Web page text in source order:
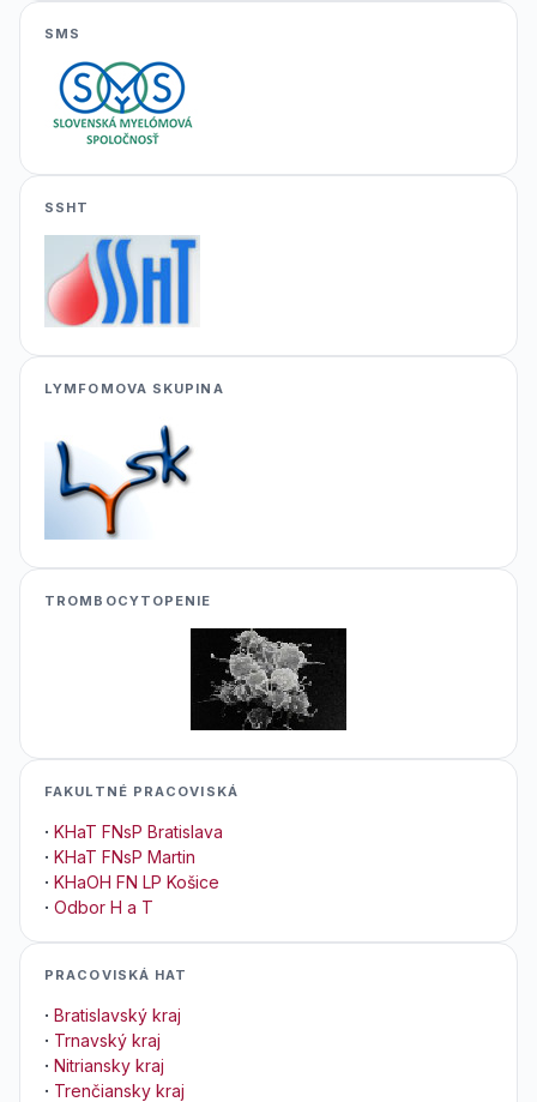
SMS
SSHT
LYMFOMOVA SKUPINA
TROMBOCYTOPENIE
FAKULTNÉ PRACOVISKÁ
· KHaT FNsP Bratislava
· KHaT FNsP Martin
· KHaOH FN LP Košice
· Odbor H a T
PRACOVISKÁ HAT
· Bratislavský kraj
· Trnavský kraj
· Nitriansky kraj
· Trenčiansky kraj